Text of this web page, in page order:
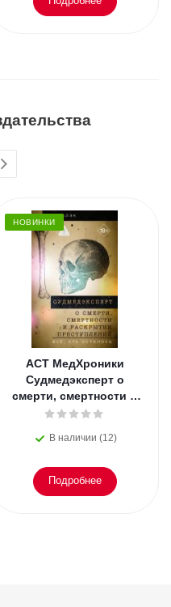
НОВИНКИ
АСТ МедХроники
Судмедэксперт о
смерти, смертности и
раскрытии
осталось. Блэк
В наличии (12)
Подробнее